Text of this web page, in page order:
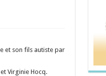
et son fils autiste par
Virginie Hocq.